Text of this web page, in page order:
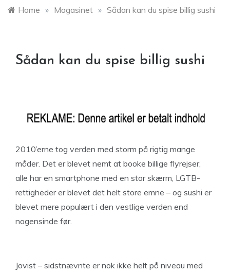
Home » Magasinet » Sådan kan du spise billig sushi
Sådan kan du spise billig sushi
2010’erne tog verden med storm på rigtig mange
måder. Det er blevet nemt at booke billige flyrejser,
alle har en smartphone med en stor skærm, LGTB-
rettigheder er blevet det helt store emne – og sushi er
blevet mere populært i den vestlige verden end
nogensinde før.
Jovist – sidstnævnte er nok ikke helt på niveau med